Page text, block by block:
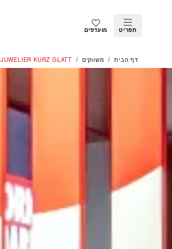
תפריט מועדפים
דף הבית משווקים ‭JUWELIER KURZ GLATT‬